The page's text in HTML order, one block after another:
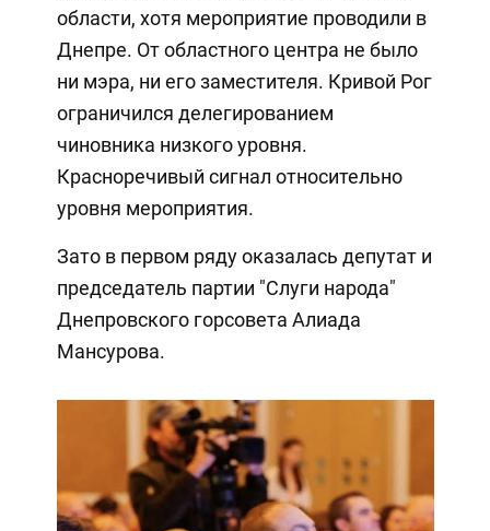
области, хотя мероприятие проводили в
Днепре. От областного центра не было
ни мэра, ни его заместителя. Кривой Рог
ограничился делегированием
чиновника низкого уровня.
Красноречивый сигнал относительно
уровня мероприятия.
Зато в первом ряду оказалась депутат и
председатель партии "Слуги народа"
Днепровского горсовета Алиада
Мансурова.